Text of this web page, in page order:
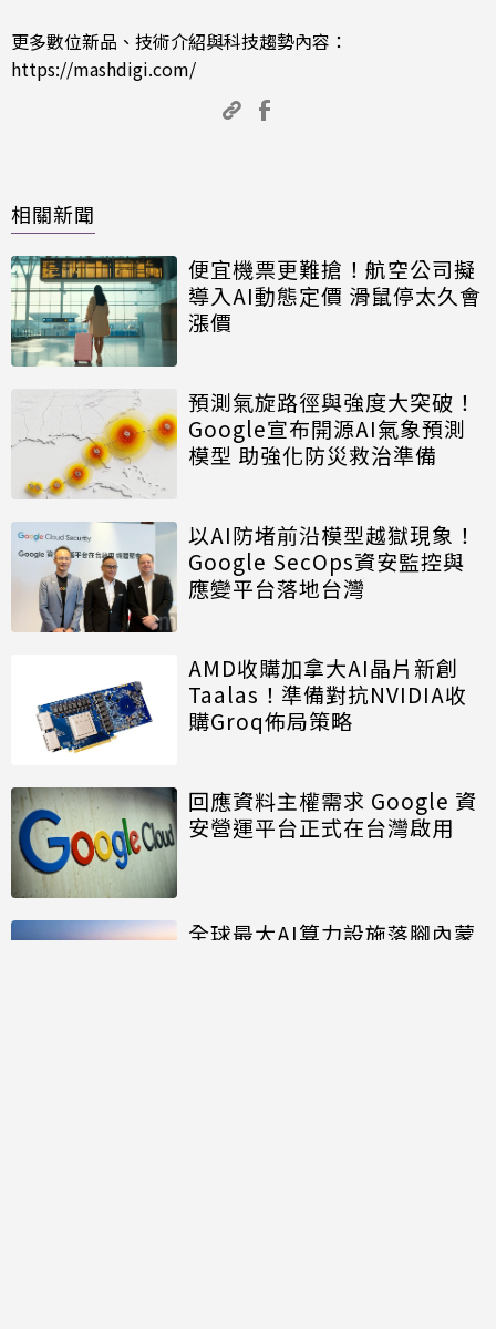
更多數位新品、技術介紹與科技趨勢內容：
https://mashdigi.com/
相關新聞
便宜機票更難搶！航空公司擬
導入AI動態定價 滑鼠停太久會
漲價
預測氣旋路徑與強度大突破！
Google宣布開源AI氣象預測
模型 助強化防災救治準備
以AI防堵前沿模型越獄現象！
Google SecOps資安監控與
應變平台落地台灣
AMD收購加拿大AI晶片新創
Taalas！準備對抗NVIDIA收
購Groq佈局策略
回應資料主權需求 Google 資
安營運平台正式在台灣啟用
全球最大AI算力設施落腳內蒙